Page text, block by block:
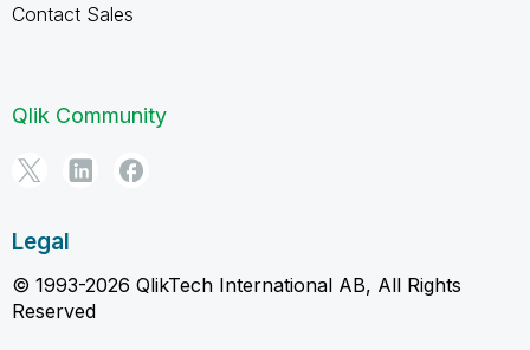
Contact Sales
Qlik Community
Legal
© 1993-2026 QlikTech International AB, All Rights
Reserved